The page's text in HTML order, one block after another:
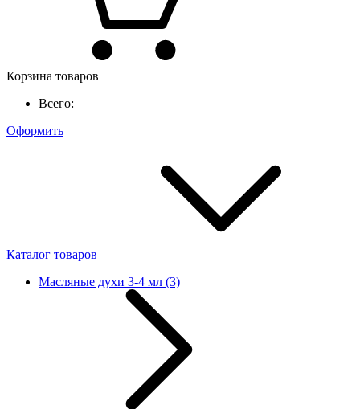
Корзина товаров
Всего:
Оформить
Каталог товаров
Масляные духи 3-4 мл (3)